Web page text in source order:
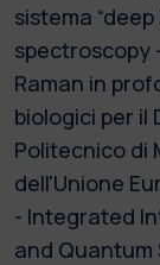
sistema
spectroscopy
Raman in
biologici per il
Politecnico di
dell'Unione
- Integrated
and Quantum